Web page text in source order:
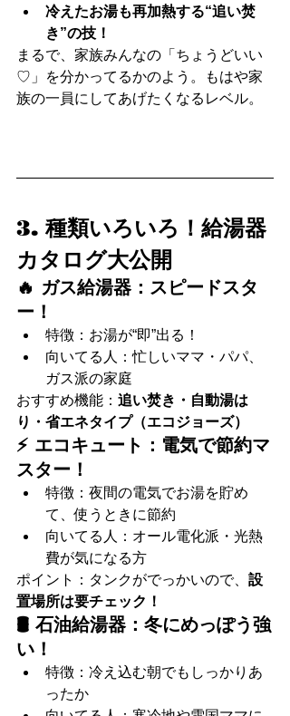
冷えたお湯も再加熱する“追い焚
き”の技！
まるで、家族みんなの「ちょうどいい
♡」を分かってるかのよう。もはや家
族の一員にしてあげたくなるレベル。
3. 種類いろいろ！給湯器
カタログ大公開
🔥 ガス給湯器：スピードスタ
ー！
特徴：お湯が“即”出る！
向いてる人：忙しいママ・パパ、
ガス派の家庭
おすすめ機能： 追い焚き・自動湯は
り・省エネタイプ（エコジョーズ）
⚡ エコキュート：電気で節約マ
スター！
特徴：夜間の電気でお湯を貯め
て、使うときに節約
向いてる人：オール電化派・光熱
費が気になる方
ポイント：タンクがでっかいので、 設
置場所は要チェック！
🛢️ 石油給湯器：冬にめっぽう強
い！
特徴：冷え込む朝でもしっかりあ
ったか